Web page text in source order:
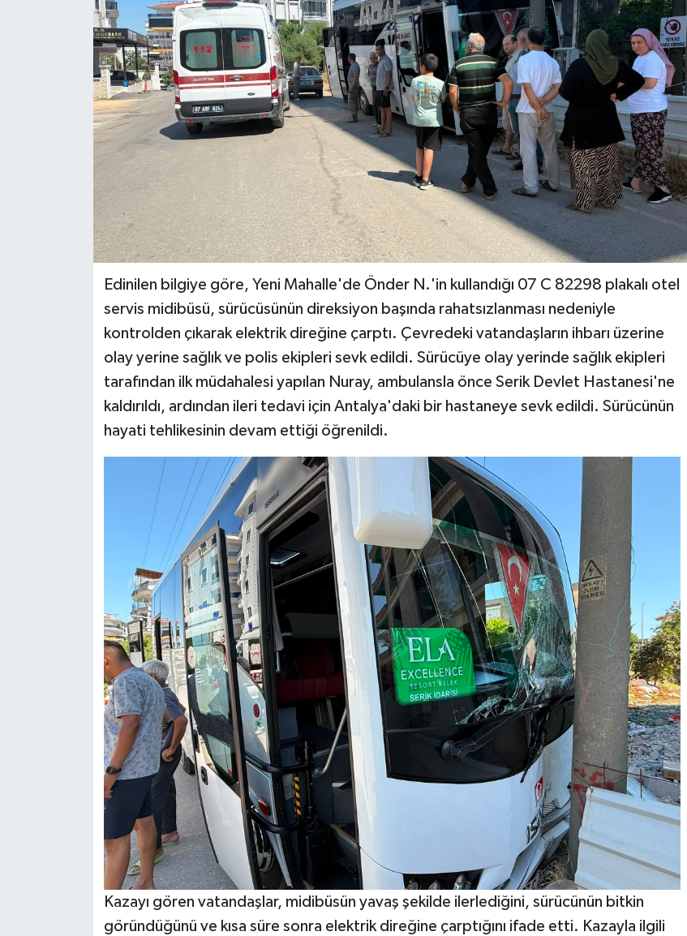
Edinilen bilgiye göre, Yeni Mahalle'de Önder N.'in kullandığı 07 C 82298 plakalı otel
servis midibüsü, sürücüsünün direksiyon başında rahatsızlanması nedeniyle
kontrolden çıkarak elektrik direğine çarptı. Çevredeki vatandaşların ihbarı üzerine
olay yerine sağlık ve polis ekipleri sevk edildi. Sürücüye olay yerinde sağlık ekipleri
tarafından ilk müdahalesi yapılan Nuray, ambulansla önce Serik Devlet Hastanesi'ne
kaldırıldı, ardından ileri tedavi için Antalya'daki bir hastaneye sevk edildi. Sürücünün
hayati tehlikesinin devam ettiği öğrenildi.
Kazayı gören vatandaşlar, midibüsün yavaş şekilde ilerlediğini, sürücünün bitkin
göründüğünü ve kısa süre sonra elektrik direğine çarptığını ifade etti. Kazayla ilgili
EĞİTİM
TURİZM
VİDEO HABERLER
YAZARLAR
RESMİ İLAN
MAGAZİN